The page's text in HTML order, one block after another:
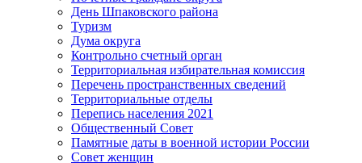
День Шпаковского района
Туризм
Дума округа
Контрольно счетный орган
Территориальная избирательная комиссия
Перечень пространственных сведений
Территориальные отделы
Перепись населения 2021
Общественный Совет
Памятные даты в военной истории России
Совет женщин